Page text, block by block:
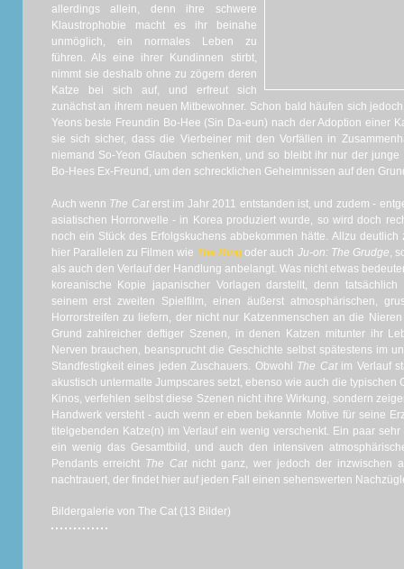
allerdings allein, denn ihre schwere
Klaustrophobie macht es ihr beinahe
unmöglich, ein normales Leben zu
führen. Als eine ihrer Kundinnen stirbt,
nimmt sie deshalb ohne zu zögern deren
Katze bei sich auf, und erfreut sich
zunächst an ihrem neuen Mitbewohner. Schon bald häufen sich
Yeons beste Freundin Bo-Hee (Sin Da-eun) nach der Adoption einer
sie sich sicher, dass die Vierbeiner mit den Vorfällen in
niemand So-Yeon Glauben schenken, und so bleibt ihr nur der
Bo-Hees Ex-Freund, um den schrecklichen Geheimnissen auf den
Auch wenn The Caterst im Jahr 2011 entstanden ist, und zudem -
asiatischen Horrorwelle - in Korea produziert wurde, so wird doch
noch ein Stück des Erfolgskuchens abbekommen hätte. Allzu
hier Parallelen zu Filmen wie The Ring oder auch Ju-on: The Grudge,
als auch den Verlauf der Handlung anbelangt. Was nicht etwas
koreanische Kopie japanischer Vorlagen darstellt, denn
seinem erst zweiten Spielfilm, einen äußerst atmosphärischen,
Horrorstreifen zu liefern, der nicht nur Katzenmenschen an die
Grund zahlreicher deftiger Szenen, in denen Katzen mitunter ihr
Nerven brauchen, beansprucht die Geschichte selbst spätestens im
Standfestigkeit eines jeden Zuschauers. Obwohl The Catim Verlauf
akustisch untermalte Jumpscares setzt, ebenso wie auch die typischen
Kinos, verfehlen selbst diese Szenen nicht ihre Wirkung, sondern
Handwerk versteht - auch wenn er eben bekannte Motive für seine
titelgebenden Katze(n) im Verlauf ein wenig verschenkt. Ein paar
ein wenig das Gesamtbild, und auch den intensiven
Pendants erreicht The Cat nicht ganz, wer jedoch der inzwischen
nachtrauert, der findet hier auf jeden Fall einen sehenswerten
Bildergalerie von The Cat (13 Bilder)